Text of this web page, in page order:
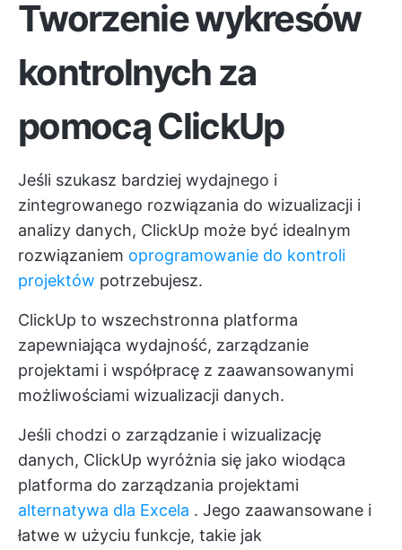
Tworzenie wykresów
kontrolnych za
pomocą ClickUp
Jeśli szukasz bardziej wydajnego i
zintegrowanego rozwiązania do wizualizacji i
analizy danych, ClickUp może być idealnym
rozwiązaniem oprogramowanie do kontroli
projektów potrzebujesz.
ClickUp to wszechstronna platforma
zapewniająca wydajność, zarządzanie
projektami i współpracę z zaawansowanymi
możliwościami wizualizacji danych.
Jeśli chodzi o zarządzanie i wizualizację
danych, ClickUp wyróżnia się jako wiodąca
platforma do zarządzania projektami
alternatywa dla Excela . Jego zaawansowane i
łatwe w użyciu funkcje, takie jak